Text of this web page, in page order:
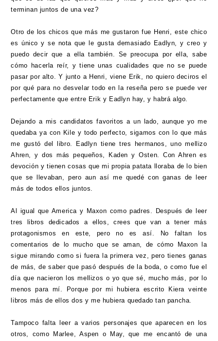
terminan juntos de una vez?
Otro de los chicos que más me gustaron fue Henri, este chico
es único y se nota que le gusta demasiado Eadlyn, y creo y
puedo decir que a ella también. Se preocupa por ella, sabe
cómo hacerla reír, y tiene unas cualidades que no se puede
pasar por alto. Y junto a Henri, viene Erik, no quiero deciros el
por qué para no desvelar todo en la reseña pero se puede ver
perfectamente que entre Erik y Eadlyn hay, y habrá algo.
Dejando a mis candidatos favoritos a un lado, aunque yo me
quedaba ya con Kile y todo perfecto, sigamos con lo que más
me gustó del libro. Eadlyn tiene tres hermanos, uno mellizo
Ahren, y dos más pequeños, Kaden y Osten. Con Ahren es
devoción y tienen cosas que mi propia patata lloraba de lo bien
que se llevaban, pero aun así me quedé con ganas de leer
más de todos ellos juntos.
Al igual que America y Maxon como padres. Después de leer
tres libros dedicados a ellos, crees que van a tener más
protagonismos en este, pero no es así. No faltan los
comentarios de lo mucho que se aman, de cómo Maxon la
sigue mirando como si fuera la primera vez, pero tienes ganas
de más, de saber que pasó después de la boda, o como fue el
día que nacieron los mellizos o yo que sé, mucho más, por lo
menos para mí. Porque por mi hubiera escrito Kiera veinte
libros más de ellos dos y me hubiera quedado tan pancha.
Tampoco falta leer a varios personajes que aparecen en los
otros, como Marlee, Aspen o May, que me encantó de una